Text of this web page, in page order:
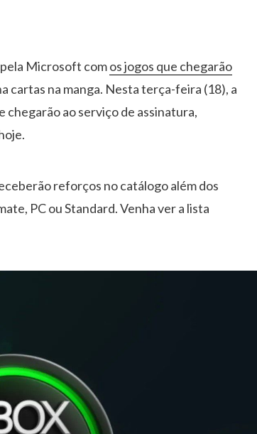
Microsoft comos jogos que chegarão
cartas na manga. Nesta terça-feira (18), a
chegarão ao serviço de assinatura,
reforços no catálogo além dos
PC ou Standard. Venha ver a lista